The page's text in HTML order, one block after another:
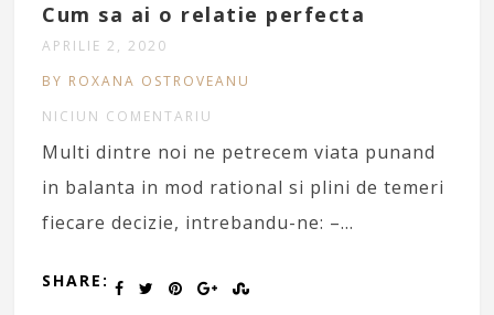
Cum sa ai o relatie perfecta
APRILIE 2, 2020
BY ROXANA OSTROVEANU
NICIUN COMENTARIU
Multi dintre noi ne petrecem viata punand
in balanta in mod rational si plini de temeri
fiecare decizie, intrebandu-ne: –…
SHARE: